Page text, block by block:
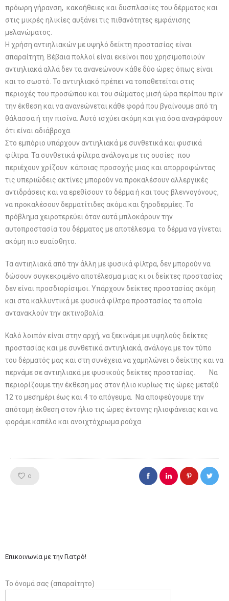
πρόωρη γήρανση, κακοήθειες και δυσπλασίες του δέρματος και
στις μικρές ηλικίες αυξάνει τις πιθανότητες εμφάνισης
μελανώματος.
Η χρήση αντιηλιακών με υψηλό δείκτη προστασίας είναι
απαραίτητη. Βέβαια πολλοί είναι εκείνοι που χρησιμοποιούν
αντιηλιακά αλλά δεν τα ανανεώνουν κάθε δύο ώρες όπως είναι
και το σωστό. Το αντιηλιακό πρέπει να τοποθετείται στις
περιοχές του προσώπου και του σώματος μισή ώρα περίπου πριν
την έκθεση και να ανανεώνεται κάθε φορά που βγαίνουμε από τη
θάλασσα ή την πισίνα. Αυτό ισχύει ακόμη και για όσα αναγράφουν
ότι είναι αδιάβροχα.
Στο εμπόριο υπάρχουν αντιηλιακά με συνθετικά και φυσικά
φίλτρα. Τα συνθετικά φίλτρα ανάλογα με τις ουσίες που
περιέχουν χρίζουν κάποιας προσοχής μιας και απορροφώντας
τις υπεριώδεις ακτίνες μπορούν να προκαλέσουν αλλεργικές
αντιδράσεις και να ερεθίσουν το δέρμα ή και τους βλεννογόνους,
να προκαλέσουν δερματίτιδες ακόμα και ξηροδερμίες. Το
πρόβλημα χειροτερεύει όταν αυτά μπλοκάρουν την
αυτοπροστασία του δέρματος με αποτέλεσμα το δέρμα να γίνεται
ακόμη πιο ευαίσθητο.
Τα αντιηλιακά από την άλλη με φυσικά φίλτρα, δεν μπορούν να
δώσουν συγκεκριμένο αποτέλεσμα μιας κι οι δείκτες προστασίας
δεν είναι προσδιορίσιμοι. Υπάρχουν δείκτες προστασίας ακόμη
και στα καλλυντικά με φυσικά φίλτρα προστασίας τα οποία
αντανακλούν την ακτινοβολία.
Καλό λοιπόν είναι στην αρχή, να ξεκινάμε με υψηλούς δείκτες
προστασίας και με συνθετικά αντιηλιακά, ανάλογα με τον τύπο
του δέρματός μας και στη συνέχεια να χαμηλώνει ο δείκτης και να
περνάμε σε αντιηλιακά με φυσικούς δείκτες προστασίας. Να
περιορίζουμε την έκθεση μας στον ήλιο κυρίως τις ώρες μεταξύ
12 το μεσημέρι έως και 4 το απόγευμα. Να αποφεύγουμε την
απότομη έκθεση στον ήλιο τις ώρες έντονης ηλιοφάνειας και να
φοράμε καπέλο και ανοιχτόχρωμα ρούχα.
0
Επικοινωνία με την Γιατρό!
Το όνομά σας (απαραίτητο)